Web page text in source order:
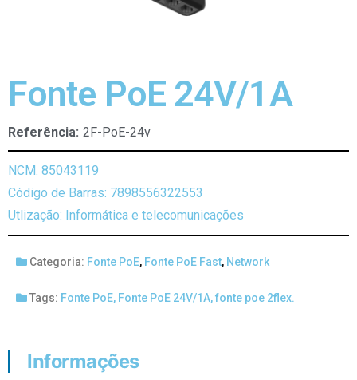
Fonte PoE 24V/1A
Referência: 2F-PoE-24v
NCM: 85043119
Código de Barras: 7898556322553
Utlização: Informática e telecomunicações
Categoria: Fonte PoE, Fonte PoE Fast, Network
Tags: Fonte PoE, Fonte PoE 24V/1A,fonte poe 2flex.
Informações